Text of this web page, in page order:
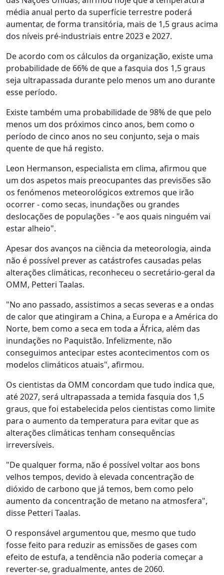
média anual perto da superfície terrestre poderá
aumentar, de forma transitória, mais de 1,5 graus acima
dos níveis pré-industriais entre 2023 e 2027.
De acordo com os cálculos da organização, existe uma
probabilidade de 66% de que a fasquia dos 1,5 graus
seja ultrapassada durante pelo menos um ano durante
esse período.
Existe também uma probabilidade de 98% de que pelo
menos um dos próximos cinco anos, bem como o
período de cinco anos no seu conjunto, seja o mais
quente de que há registo.
Leon Hermanson, especialista em clima, afirmou que
um dos aspetos mais preocupantes das previsões são
os fenómenos meteorológicos extremos que irão
ocorrer - como secas, inundações ou grandes
deslocações de populações - "e aos quais ninguém vai
estar alheio".
Apesar dos avanços na ciência da meteorologia, ainda
não é possível prever as catástrofes causadas pelas
alterações climáticas, reconheceu o secretário-geral da
OMM, Petteri Taalas.
"No ano passado, assistimos a secas severas e a ondas
de calor que atingiram a China, a Europa e a América do
Norte, bem como a seca em toda a África, além das
inundações no Paquistão. Infelizmente, não
conseguimos antecipar estes acontecimentos com os
modelos climáticos atuais", afirmou.
Os cientistas da OMM concordam que tudo indica que,
até 2027, será ultrapassada a temida fasquia dos 1,5
graus, que foi estabelecida pelos cientistas como limite
para o aumento da temperatura para evitar que as
alterações climáticas tenham consequências
irreversíveis.
"De qualquer forma, não é possível voltar aos bons
velhos tempos, devido à elevada concentração de
dióxido de carbono que já temos, bem como pelo
aumento da concentração de metano na atmosfera",
disse Petteri Taalas.
O responsável argumentou que, mesmo que tudo
fosse feito para reduzir as emissões de gases com
efeito de estufa, a tendência não poderia começar a
reverter-se, gradualmente, antes de 2060.